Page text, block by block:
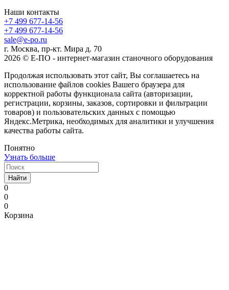
Наши контакты
+7 499 677-14-56
+7 499 677-14-56
sale@e-po.ru
г. Москва, пр-кт. Мира д. 70
2026 © Е-ПО - интернет-магазин станочного оборудования
Продолжая использовать этот сайт, Вы соглашаетесь на
использование файлов cookies Вашего браузера для
корректной работы функционала сайта (авторизации,
регистрации, корзины, заказов, сортировки и фильтрации
товаров) и пользовательских данных с помощью
Яндекс.Метрика, необходимых для аналитики и улучшения
качества работы сайта.
Понятно
Узнать больше
Найти
0
0
0
Корзина